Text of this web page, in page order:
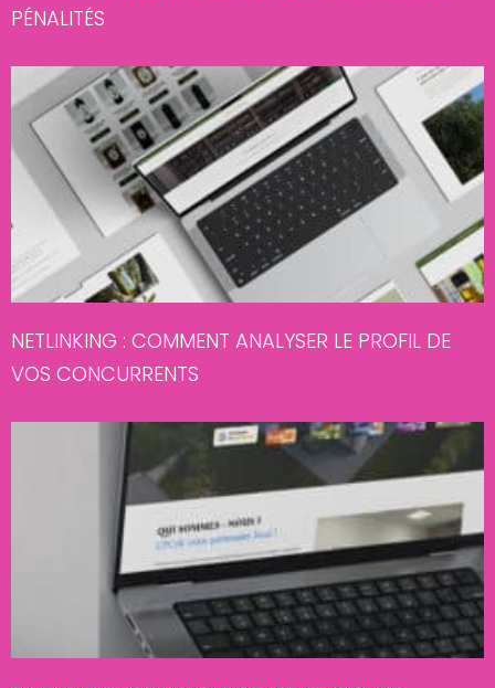
PÉNALITÉS
NETLINKING : COMMENT ANALYSER LE PROFIL DE
VOS CONCURRENTS